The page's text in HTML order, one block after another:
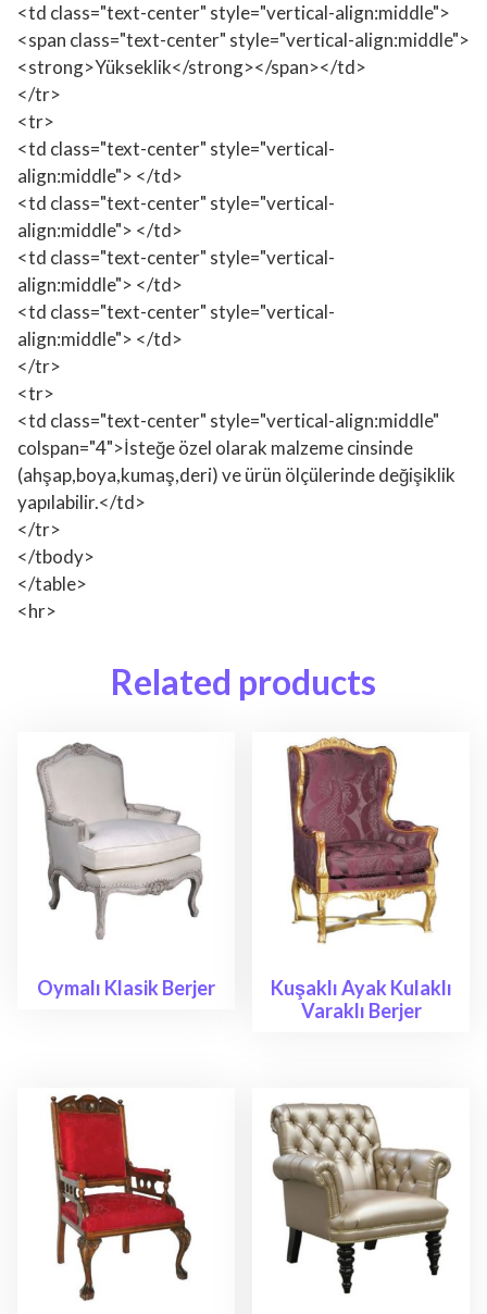
<td class="text-center" style="vertical-align:middle">
<span class="text-center" style="vertical-align:middle">
<strong>Yükseklik</strong></span></td>
</tr>
<tr>
<td class="text-center" style="vertical-
align:middle"> </td>
<td class="text-center" style="vertical-
align:middle"> </td>
<td class="text-center" style="vertical-
align:middle"> </td>
<td class="text-center" style="vertical-
align:middle"> </td>
</tr>
<tr>
<td class="text-center" style="vertical-align:middle"
colspan="4">İsteğe özel olarak malzeme cinsinde
(ahşap,boya,kumaş,deri) ve ürün ölçülerinde değişiklik
yapılabilir.</td>
</tr>
</tbody>
</table>
<hr>
Related products
Oymalı Klasik Berjer
Kuşaklı Ayak Kulaklı
Varaklı Berjer